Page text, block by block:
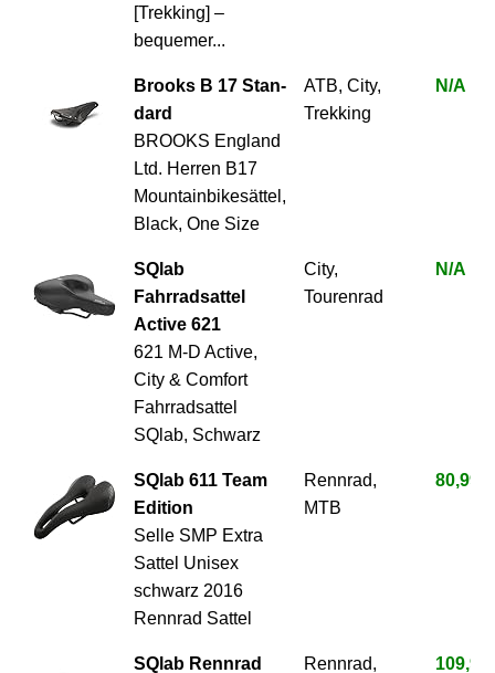
[Trekking] –
bequemer...
Brooks B 17 Stan­
dard
BROOKS England
Ltd. Herren B17
Mountainbikesättel,
Black, One Size
ATB, City,
Trekking
N/A
SQlab
Fahrradsattel
Active 621
621 M-D Active,
City & Comfort
Fahrradsattel
SQlab, Schwarz
City,
Tourenrad
N/A
SQlab 611 Team
Edition
Selle SMP Extra
Sattel Unisex
schwarz 2016
Rennrad Sattel
Rennrad,
MTB
80,99 €
SQlab Rennrad
Rennrad,
109,90